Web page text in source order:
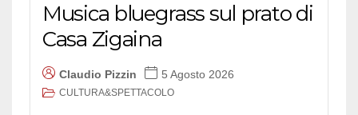
Musica bluegrass sul prato di
Casa Zigaina
Claudio Pizzin 5 Agosto 2026
CULTURA&SPETTACOLO